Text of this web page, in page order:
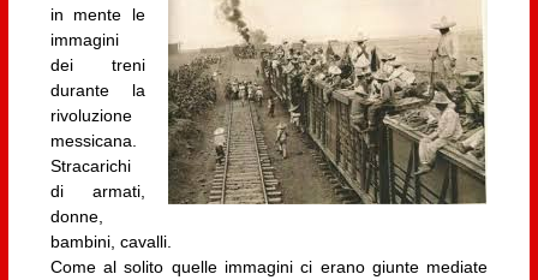
in mente le
immagini
dei treni
durante la
rivoluzione
messicana.
Stracarichi
di armati,
donne,
bambini, cavalli.
Come al solito quelle immagini ci erano giunte mediate